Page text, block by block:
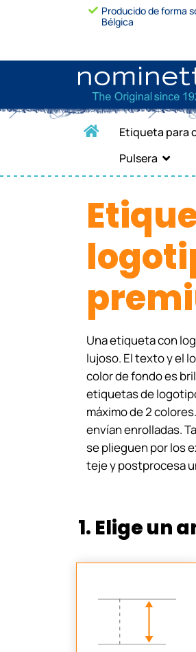
Producido de forma
Bélgica
Etiqueta para
Pulsera
Una etiqueta con
lujoso. El texto y el
color de fondo es
etiquetas de
máximo de 2 colores.
envían enrolladas.
se plieguen por los
teje y postprocesa
1. Elige un